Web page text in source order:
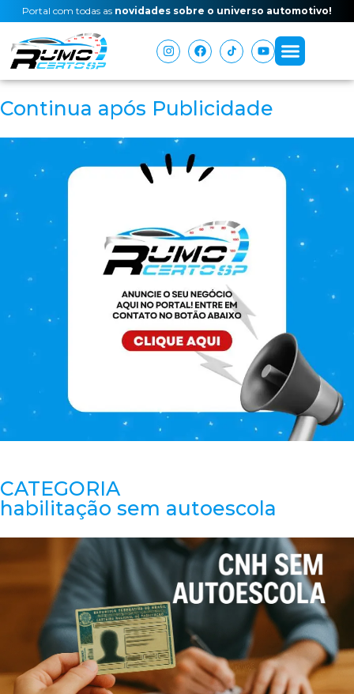
Portal com todas as novidades sobre o universo automotivo!
Continua após Publicidade
CATEGORIA
habilitação sem autoescola